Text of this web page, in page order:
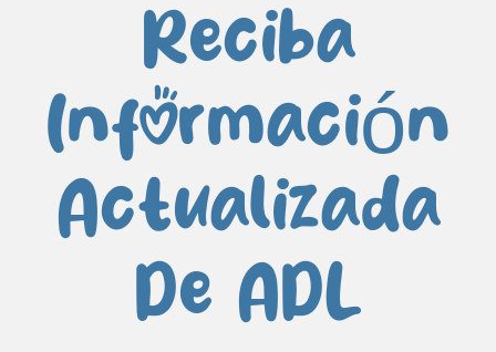
Reciba
Información
Actualizada
De ADL